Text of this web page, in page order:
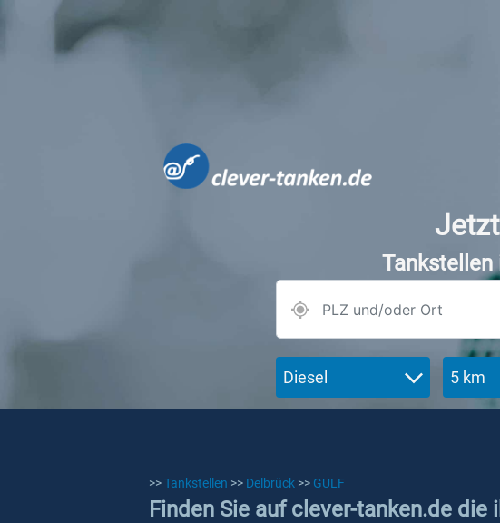
Tankstellen
Diesel 5 km
>>Tankstellen >> Delbrück >> GULF
Finden Sie auf clever-tanken.de